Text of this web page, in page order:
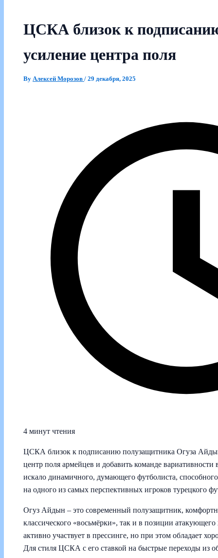
ЦСКА близок к
усиление центра поля
By Алексей Морозов / 29 декабря, 2025
4 минут чтения
ЦСКА близок к подписанию полузащитника Огуза
центр поля армейцев и добавить команде вариативности
искало динамичного, думающего футболиста,
на одного из самых перспективных игроков турецкого
Огуз Айдын – это современный полузащитник,
классического «восьмёрки», так и в позиции
активно участвует в прессинге, но при этом обладает
Для стиля ЦСКА с его ставкой на быстрые переходы из